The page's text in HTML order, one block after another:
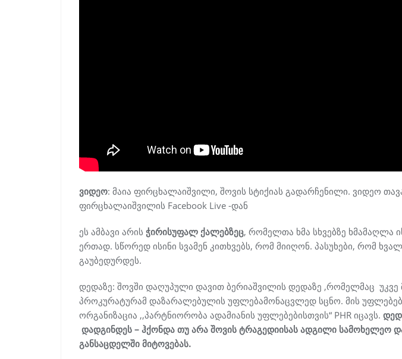
ვიდეო: მაია ფირცხალაიშვილი, შოვის სტიქიას გადარჩენილი. ვიდეო
ფირცხალაიშვილის Facebook Live -დან
ეს ამბავი არის ჭირისუფალ ქალებზეც, რომელთა ხმა სხვებზე ხმამაღლა
ერთად. სწორედ ისინი სვამენ კითხვებს, რომ მიიღონ. პასუხები, რომ
გაუბედურდეს.
დედაზე: შოვში დაღუპული დავით ბერიაშვილის დედაზე ,რომელმაც უკვე
პროკურატურამ დაზარალებულის უფლებამონაცვლედ სცნო. მის
ორგანიზაცია ,,პარტნიორობა ადამიანის უფლებებისთვის“ PHR იცავს.
დადგინდეს – ჰქონდა თუ არა შოვის ტრაგედიისას ადგილი სამოხელეო
განსაცდელში მიტოვებას.